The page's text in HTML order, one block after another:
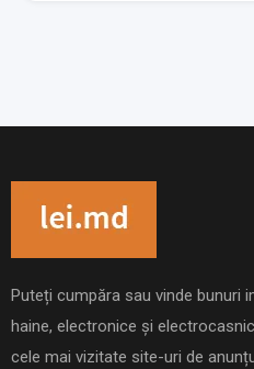
Puteți cumpăra sau vinde bunuri
haine, electronice și
cele mai vizitate site-uri de